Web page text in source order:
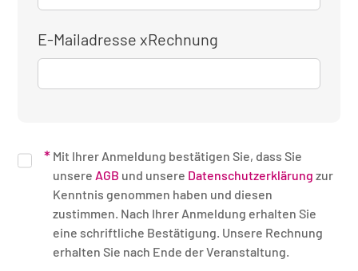
E-Mailadresse xRechnung
Mit Ihrer Anmeldung bestätigen Sie, dass Sie
unsere AGB und unsere Datenschutzerklärung zur
Kenntnis genommen haben und diesen
zustimmen. Nach Ihrer Anmeldung erhalten Sie
eine schriftliche Bestätigung. Unsere Rechnung
erhalten Sie nach Ende der Veranstaltung.